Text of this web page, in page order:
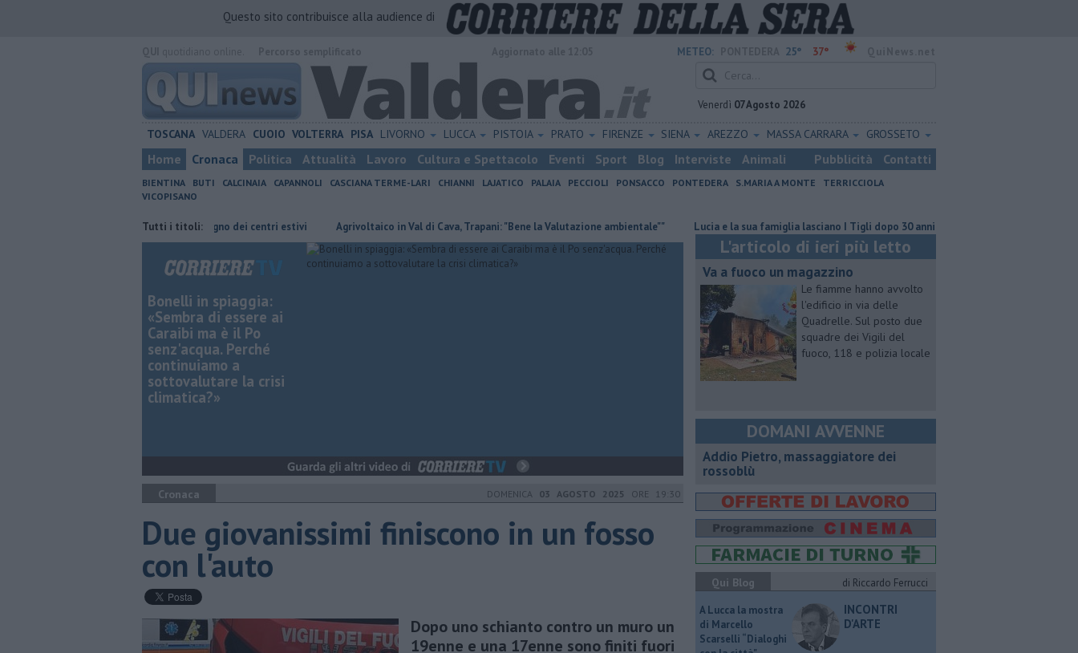
Questo sito contribuisce alla audience di
METEO: 25° 37°
Venerdì 07 Agosto 2026
TOSCANA VALDERA CUOIO VOLTERRA PISA LIVORNO LUCCA PISTOIA PRATO FIRENZE SIENA AREZZO MASSA CARRARA GROSSETO
Home Cronaca Politica Attualità Lavoro Cultura e Spettacolo Eventi Sport Blog Interviste Animali Pubblicità Contatti
BIENTINA BUTI CALCINAIA CAPANNOLI CASCIANA TERME-LARI CHIANNI LAJATICO PALAIA PECCIOLI PONSACCO PONTEDERA S.MARIA A MONTE
TERRICCIOLA
VICOPISANO
Tutti i titoli:
Oltre 7mila euro a sostegno dei centri estivi Agrivoltaico in Val di Cava, Trapani: "Bene la Valutazione ambientale"" Lucia e la sua famiglia lasciano I Tigli dopo 30 anni Bus, la Provincia evita lo stop
Bonelli in spiaggia:
«Sembra di essere ai
Caraibi ma è il Po
senz'acqua. Perché
continuiamo a
sottovalutare la crisi
climatica?»
Cronaca DOMENICA 03 AGOSTO 2025 ORE 19:30
Due giovanissimi finiscono in un fosso
con l'auto
Dopo uno schianto contro un muro un
19enne e una 17enne sono finiti fuori
L'articolo di ieri più letto
Va a fuoco un magazzino
Le fiamme hanno avvolto
l'edificio in via delle
Quadrelle. Sul posto due
squadre dei Vigili del
fuoco, 118 e polizia locale
DOMANI AVVENNE
Addio Pietro, massaggiatore dei
rossoblù
Qui Blog
di Riccardo Ferrucci
A Lucca la mostra
di Marcello
Scarselli “Dialoghi
INCONTRI
D'ARTE